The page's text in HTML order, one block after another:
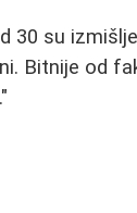
30 su
Bitnije od